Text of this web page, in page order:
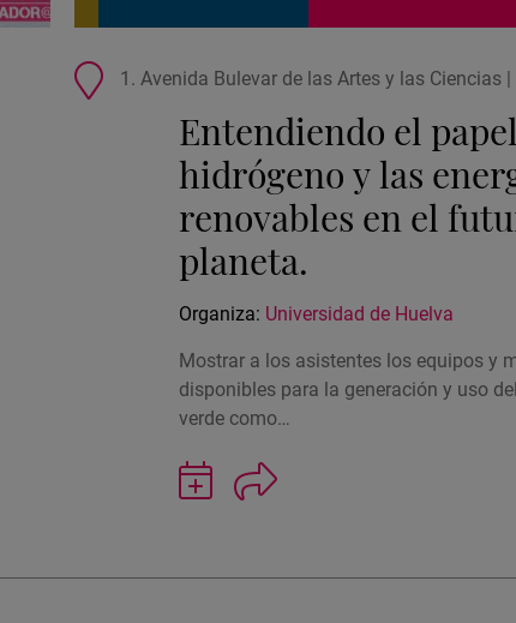
actividad
1. Avenida Bulevar de las Artes y las Ciencias
Entendiendo el
hidrógeno y las
renovables en el
planeta.
Organiza: Universidad de Huelva
Mostrar a los asistentes los equipos y
disponibles para la generación y uso
verde como…
Guardar
actividad
Calendar